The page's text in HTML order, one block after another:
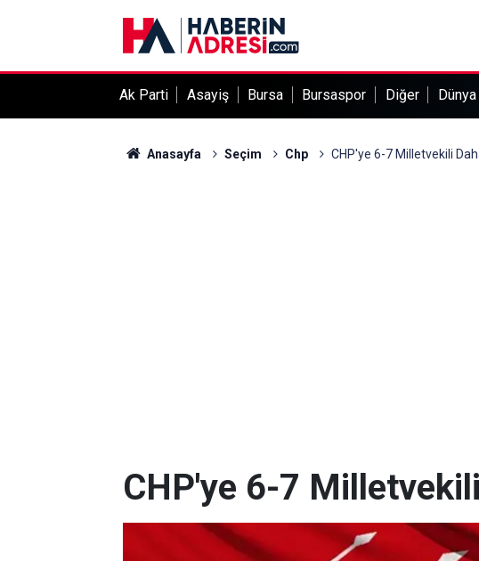
Ak Parti Asayiş Bursa Bursaspor Diğer Dünya
Anasayfa Seçim Chp CHP'ye 6-7 Milletvekili
CHP'ye 6-7